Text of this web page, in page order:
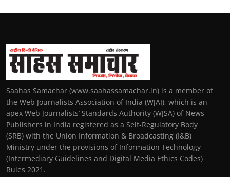
Saahas Samachar (www.saahassamachar.in) is a member of
the Web Journalists Association of India (WJAI), which is an
apex Web Journalists’ Standards Authority (WJSA) of News
Publishers in India registered as a Self-Regulatory Body
(SRB) with the Union Information & Broadcasting (I&B)
Ministry under the provisions of Information Technology
(Intermediary Guidelines and Digital Media Ethics Codes)
Rules 2021.